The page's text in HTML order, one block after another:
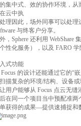
集中式、效的协作环境，从
云中执
理因此，场外同事可以处理
与终客户分享。
，Sphere 还利用
性化服务），以及 FARO
式功能
Focus 的设计还能通过它的“
描复杂的环境/结构、设备
用户能够从 Focus 点云无
在同一个项目当中预配准两
获得的成果—提供速捕捉和